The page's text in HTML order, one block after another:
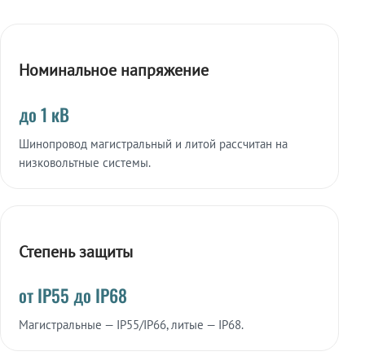
Номинальное напряжение
до 1 кВ
Шинопровод магистральный и литой рассчитан на
низковольтные системы.
Степень защиты
от IP55 до IP68
Магистральные — IP55/IP66, литые — IP68.